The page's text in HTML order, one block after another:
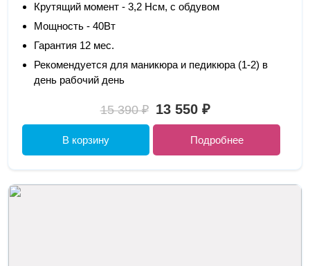
Крутящий момент - 3,2 Нсм, с обдувом
Мощность - 40Вт
Гарантия 12 мес.
Рекомендуется для маникюра и педикюра (1-2) в
день рабочий день
15 390 ₽ 13 550 ₽
В корзину Подробнее